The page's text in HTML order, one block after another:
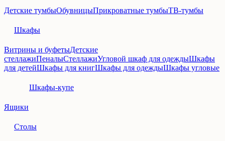
Детские тумбыОбувницыПрикроватные тумбыТВ-тумбы
Шкафы
Витрины и буфетыДетские
стеллажиПеналыСтеллажиУгловой шкаф для одеждыШкафы
для детейШкафы для книгШкафы для одеждыШкафы угловые
Шкафы-купе
Ящики
Столы